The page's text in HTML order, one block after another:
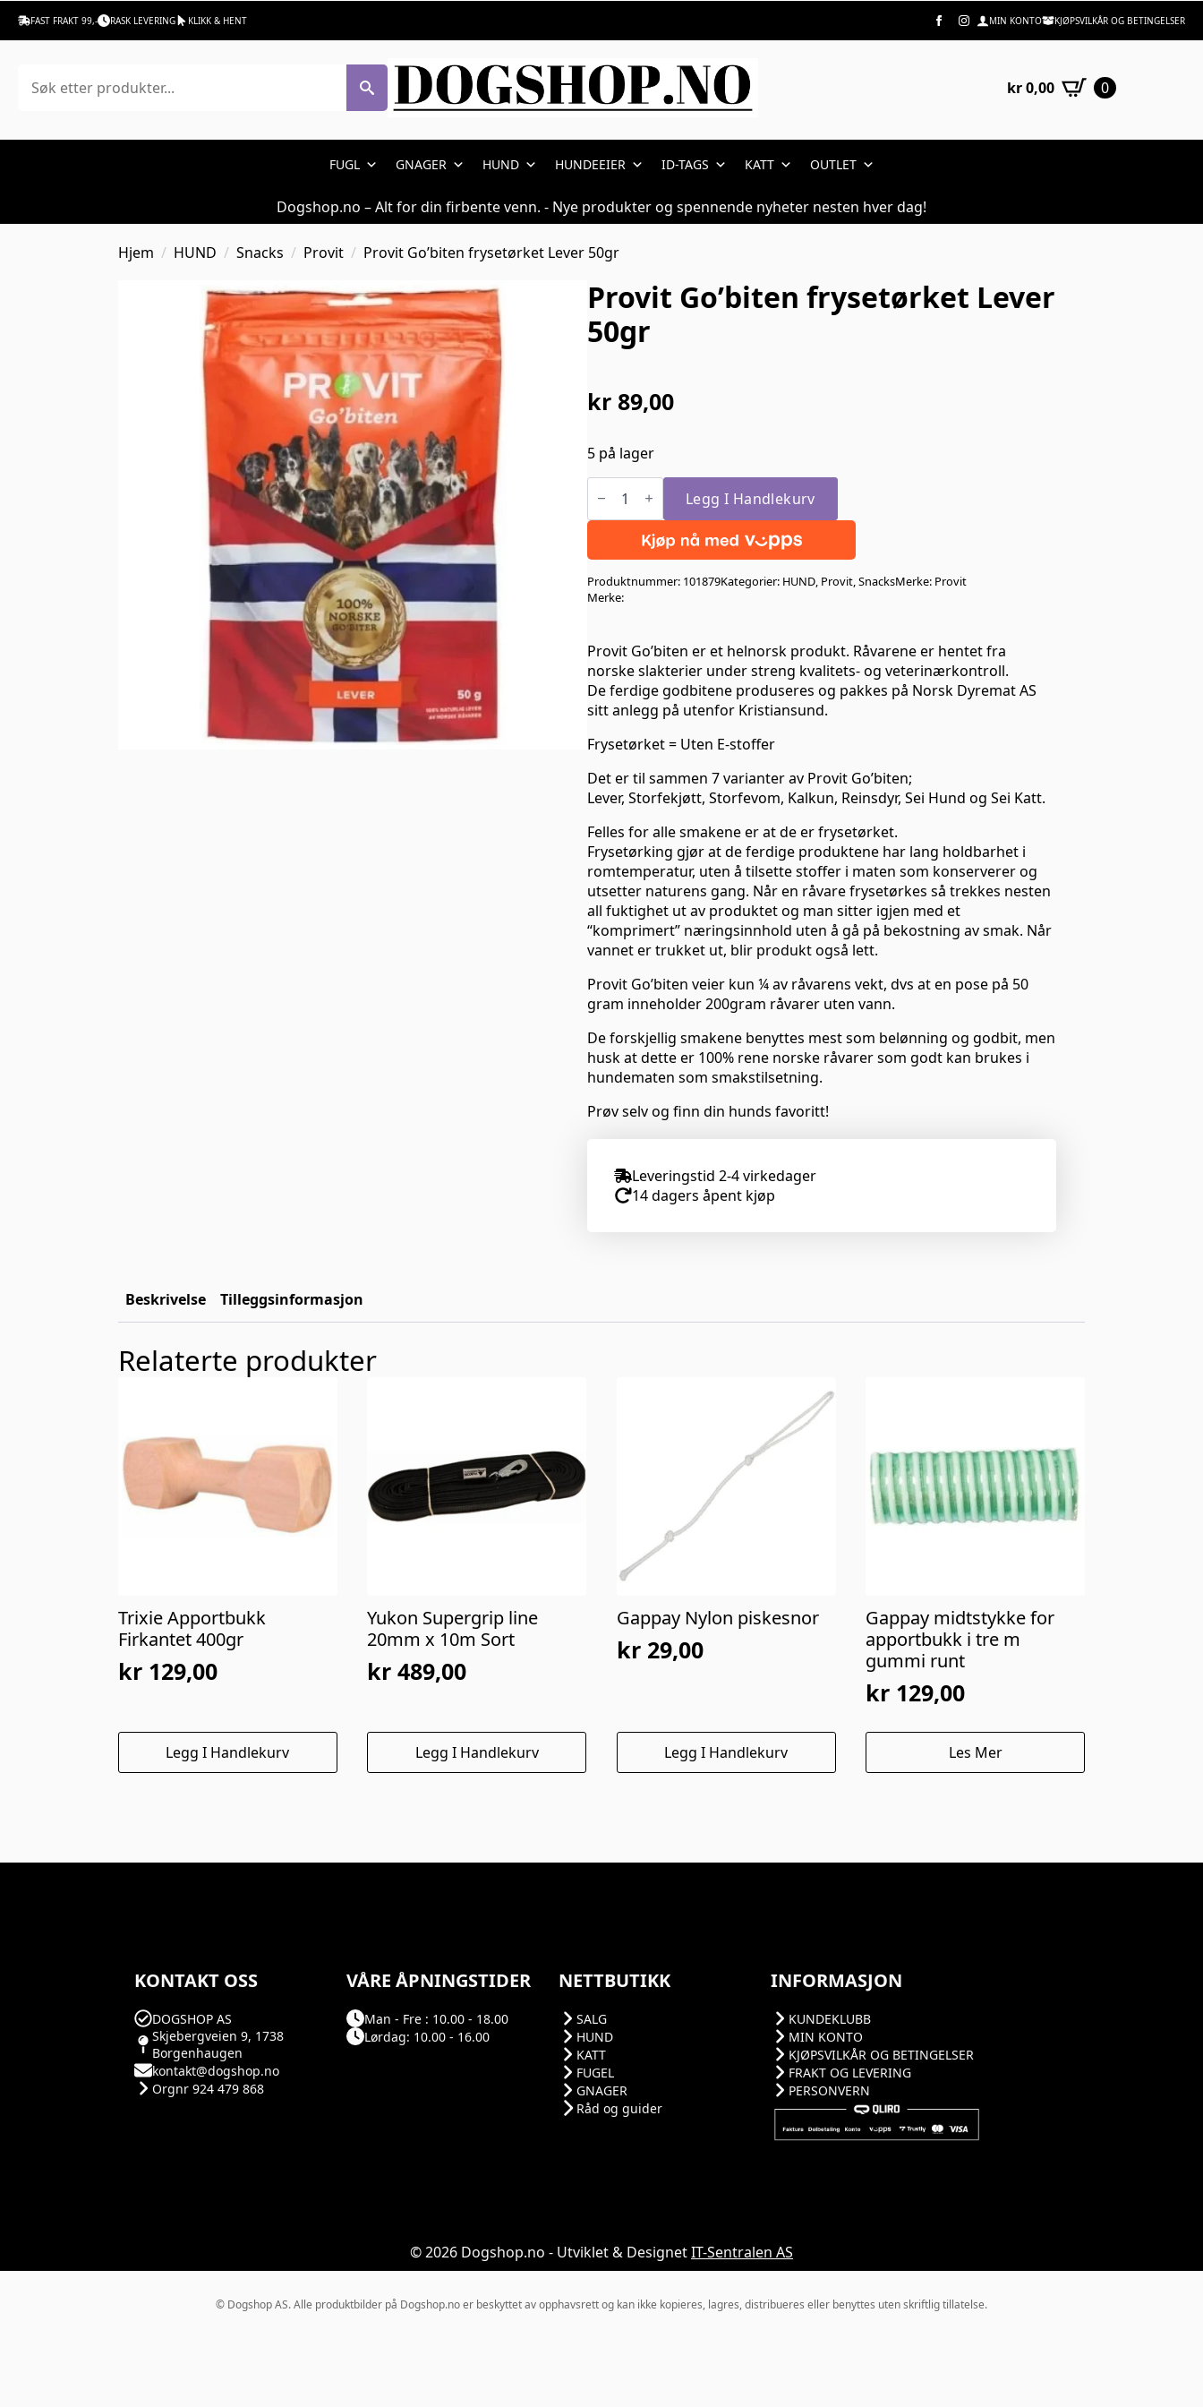
FAST FRAKT 99,- RASK LEVERING KLIKK & HENT MIN KONTO KJØPSVILKÅR OG BETINGELSER
kr0,00 0
FUGL GNAGER HUND HUNDEEIER ID-TAGS KATT OUTLET
Dogshop.no – Alt for din firbente venn. - Nye produkter og spennende nyheter nesten hver dag!
Hjem HUND Snacks Provit Provit Go’biten frysetørket Lever 50gr
Provit Go’biten frysetørket Lever
50gr
kr 89,00
5 på lager
Provit
Go’biten
Lever
antall
Legg I Handlekurv
Produktnummer: 101879Kategorier: HUND, Provit,SnacksMerke: Provit
Merke:
Provit Go’biten er et helnorsk produkt. Råvarene er hentet fra
norske slakterier under streng kvalitets- og veterinærkontroll.
De ferdige godbitene produseres og pakkes på Norsk Dyremat AS
sitt anlegg på utenfor Kristiansund.
Frysetørket = Uten E-stoffer
Det er til sammen 7 varianter av Provit Go’biten;
Lever, Storfekjøtt, Storfevom, Kalkun, Reinsdyr, Sei Hund og Sei Katt.
Felles for alle smakene er at de er frysetørket.
Frysetørking gjør at de ferdige produktene har lang holdbarhet i
romtemperatur, uten å tilsette stoffer i maten som konserverer og
utsetter naturens gang. Når en råvare frysetørkes så trekkes nesten
all fuktighet ut av produktet og man sitter igjen med et
“komprimert” næringsinnhold uten å gå på bekostning av smak. Når
vannet er trukket ut, blir produkt også lett.
Provit Go’biten veier kun ¼ av råvarens vekt, dvs at en pose på 50
gram inneholder 200gram råvarer uten vann.
De forskjellig smakene benyttes mest som belønning og godbit, men
husk at dette er 100% rene norske råvarer som godt kan brukes i
hundematen som smakstilsetning.
Prøv selv og finn din hunds favoritt!
Leveringstid 2-4 virkedager
14 dagers åpent kjøp
Beskrivelse Tilleggsinformasjon
Relaterte produkter
Trixie Apportbukk
Firkantet 400gr
kr 129,00
Legg I Handlekurv
Yukon Supergrip line
20mm x 10m Sort
kr 489,00
Legg I Handlekurv
Gappay Nylon piskesnor
kr29,00
Legg I Handlekurv
Gappay midtstykke for
apportbukk i tre m
gummi runt
kr 129,00
Les Mer
KONTAKT OSS
DOGSHOP AS
Skjebergveien 9, 1738
Borgenhaugen
kontakt@dogshop.no
Orgnr 924 479 868
VÅRE ÅPNINGSTIDER
Man - Fre : 10.00 - 18.00
Lørdag: 10.00 - 16.00
NETTBUTIKK
SALG
HUND
KATT
FUGEL
GNAGER
Råd og guider
INFORMASJON
KUNDEKLUBB
MIN KONTO
KJØPSVILKÅR OG BETINGELSER
FRAKT OG LEVERING
PERSONVERN
© 2026 Dogshop.no - Utviklet & DesignetIT-Sentralen AS
© Dogshop AS. Alle produktbilder på Dogshop.no er beskyttet av opphavsrett og kan ikke kopieres, lagres, distribueres eller benyttes uten skriftlig tillatelse.